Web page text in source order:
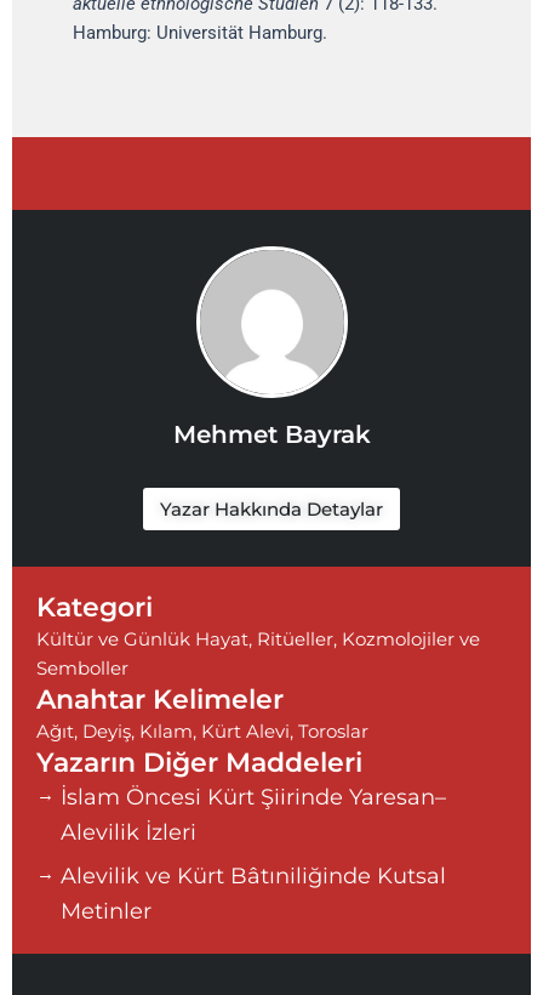
Hamburg: Universität Hamburg.
Mehmet Bayrak
Yazar Hakkında Detaylar
Kategori
Kültür ve Günlük Hayat, Ritüeller, Kozmolojiler ve
Semboller
Anahtar Kelimeler
Ağıt, Deyiş, Kılam, Kürt Alevi, Toroslar
Yazarın Diğer Maddeleri
İslam Öncesi Kürt Şiirinde Yaresan–
Alevilik İzleri
Alevilik ve Kürt Bâtıniliğinde Kutsal
Metinler